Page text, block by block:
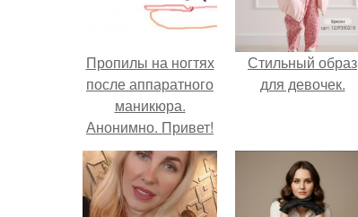
Пропилы на ногтях
после аппаратного
маникюра.
Анонимно. Привет!
Делала аппаратный
маникюр себе и
возле кутикулы
перепилила ноготь.
Стильный образ
для девочек.